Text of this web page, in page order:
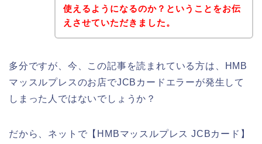
使えるようになるのか？ということをお伝
えさせていただきました。
多分ですが、今、この記事を読まれている方は、HMB
マッスルプレスのお店でJCBカードエラーが発生して
しまった人ではないでしょうか？
だから、ネットで【HMBマッスルプレス JCBカード】